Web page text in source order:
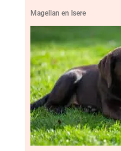
Magellan en Isere